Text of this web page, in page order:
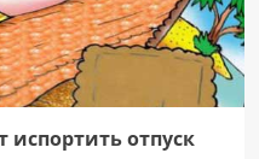
отпуск